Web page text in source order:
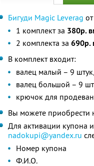
Бигуди Magic Leverag
1 комплект за 380р.
2 комплекта за 690р.
В комплект входит:
валец малый – 9
валец большой – 9
крючок для
Вы можете приобрести
Для активации купона
nadokupi@yandex.ru
Номер купона
Ф.И.О.